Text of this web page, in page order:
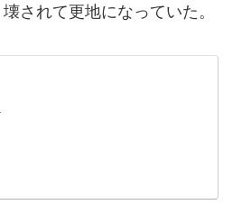
されて更地になっていた。